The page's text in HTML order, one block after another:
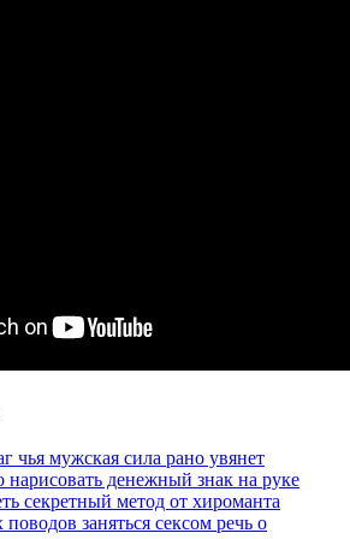
чья мужская сила рано увянет
денежный знак на руке
секретный метод от хироманта
заняться сексом речь о